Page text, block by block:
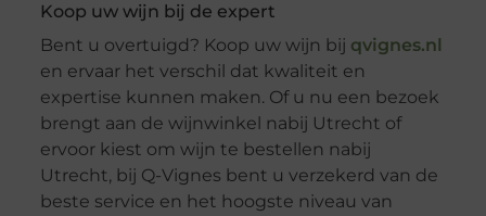
Koop uw wijn bij de expert
Bent u overtuigd? Koop uw wijn bij qvignes.nl
en ervaar het verschil dat kwaliteit en
expertise kunnen maken. Of u nu een bezoek
brengt aan de wijnwinkel nabij Utrecht of
ervoor kiest om wijn te bestellen nabij
Utrecht, bij Q-Vignes bent u verzekerd van de
beste service en het hoogste niveau van